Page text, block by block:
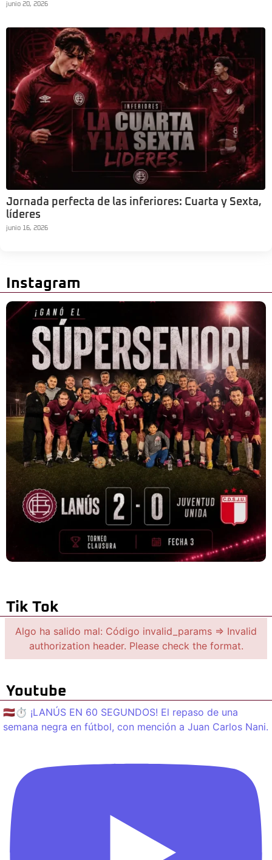
junio 20, 2026
Jornada perfecta de las inferiores: Cuarta y Sexta,
líderes
junio 16, 2026
Instagram
Tik Tok
Algo ha salido mal: Código invalid_params => Invalid
authorization header. Please check the format.
Youtube
🇱🇻⏱️ ¡LANÚS EN 60 SEGUNDOS! El repaso de una
semana negra en fútbol, con mención a Juan Carlos Nani.